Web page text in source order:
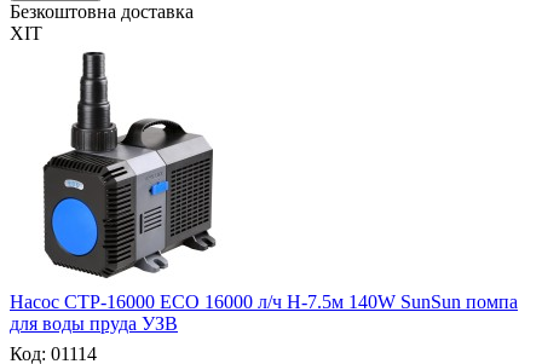
Безкоштовна доставка
ХІТ
Насос CTP-16000 ECO 16000 л/ч H-7.5м 140W SunSun помпа
для воды пруда УЗВ
Код: 01114